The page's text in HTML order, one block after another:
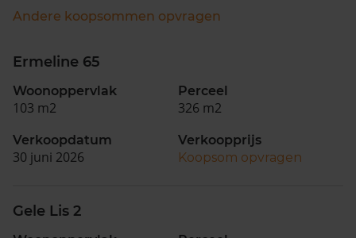
Andere koopsommen opvragen
Ermeline 65
Woonoppervlak
103 m2
Perceel
326 m2
Verkoopdatum
30 juni 2026
Verkoopprijs
Koopsom opvragen
Gele Lis 2